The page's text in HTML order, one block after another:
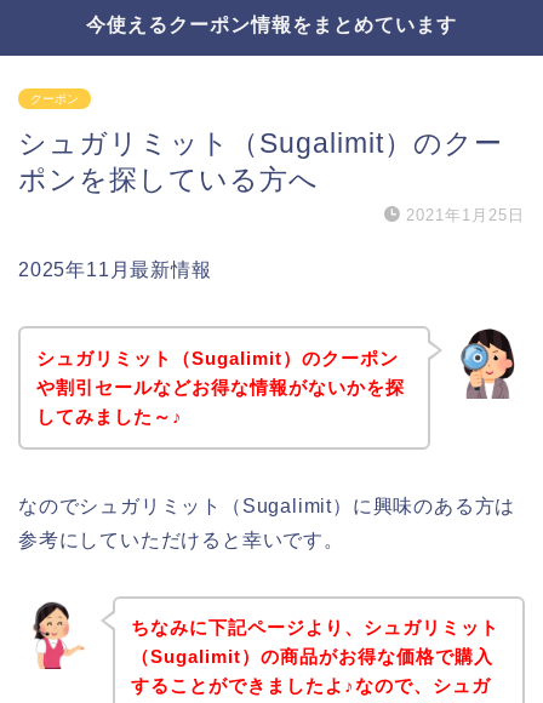
今使えるクーポン情報をまとめています
クーポン
シュガリミット（Sugalimit）のクー
ポンを探している方へ
2021年1月25日
2025年11月最新情報
シュガリミット（Sugalimit）のクーポン
や割引セールなどお得な情報がないかを探
してみました～♪
なのでシュガリミット（Sugalimit）に興味のある方は
参考にしていただけると幸いです。
ちなみに下記ページより、シュガリミット
（Sugalimit）の商品がお得な価格で購入
することができましたよ♪なので、シュガ